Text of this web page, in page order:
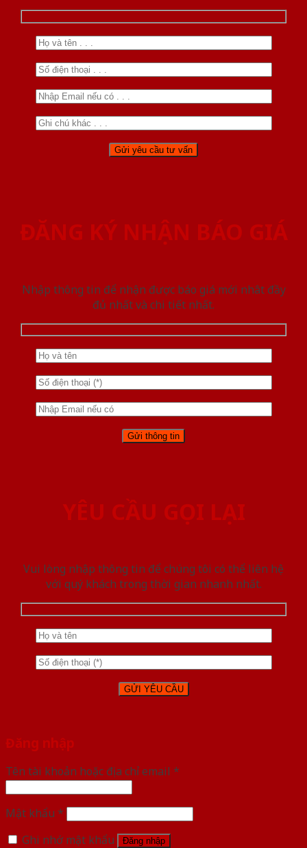
ĐĂNG KÝ NHẬN BÁO GIÁ
Nhập thông tin để nhận được báo giá mới nhât đầy
đủ nhất và chi tiết nhất.
YÊU CẦU GỌI LẠI
Vui lòng nhập thông tin để chúng tôi có thể liên hệ
với quý khách trong thời gian nhanh nhất.
Đăng nhập
Tên tài khoản hoặc địa chỉ email *
Mật khẩu *
Ghi nhớ mật khẩu
Đăng nhập